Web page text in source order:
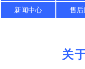
新闻中心 售后
关